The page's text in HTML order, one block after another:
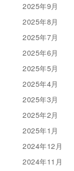
2025年9月
2025年8月
2025年7月
2025年6月
2025年5月
2025年4月
2025年3月
2025年2月
2025年1月
2024年12月
2024年11月